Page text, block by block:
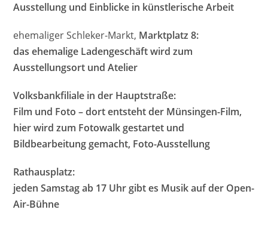
Ausstellung und Einblicke in künstlerische Arbeit
ehemaliger Schleker-Markt, Marktplatz 8:
das ehemalige Ladengeschäft wird zum
Ausstellungsort und Atelier
Volksbankfiliale in der Hauptstraße:
Film und Foto – dort entsteht der Münsingen-Film,
hier wird zum Fotowalk gestartet und
Bildbearbeitung gemacht, Foto-Ausstellung
Rathausplatz:
jeden Samstag ab 17 Uhr gibt es Musik auf der Open-
Air-Bühne